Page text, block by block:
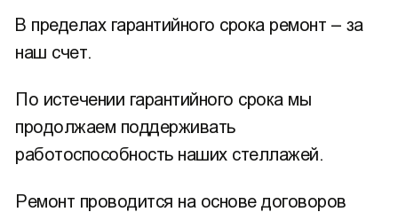
В пределах гарантийного срока ремонт – за
наш счет.
По истечении гарантийного срока мы
продолжаем поддерживать
работоспособность наших стеллажей.
Ремонт проводится на основе договоров